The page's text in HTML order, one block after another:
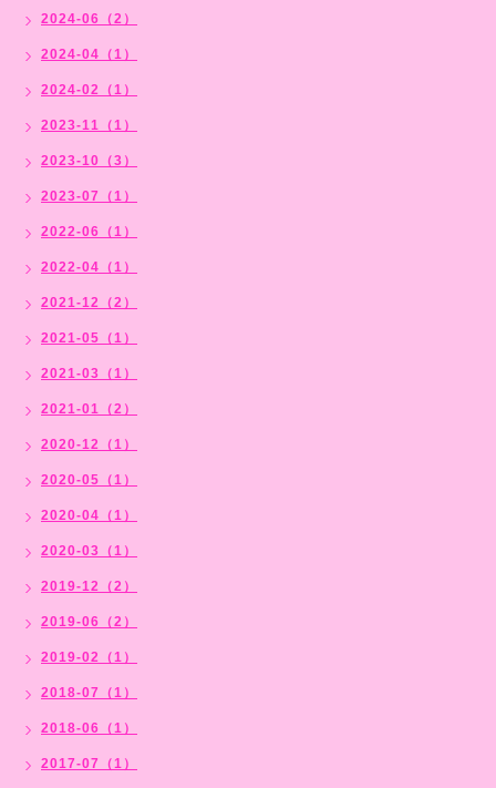
2024-06（2）
2024-04（1）
2024-02（1）
2023-11（1）
2023-10（3）
2023-07（1）
2022-06（1）
2022-04（1）
2021-12（2）
2021-05（1）
2021-03（1）
2021-01（2）
2020-12（1）
2020-05（1）
2020-04（1）
2020-03（1）
2019-12（2）
2019-06（2）
2019-02（1）
2018-07（1）
2018-06（1）
2017-07（1）